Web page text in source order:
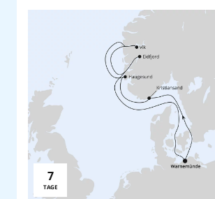
Reisedauer:
7
TAGE